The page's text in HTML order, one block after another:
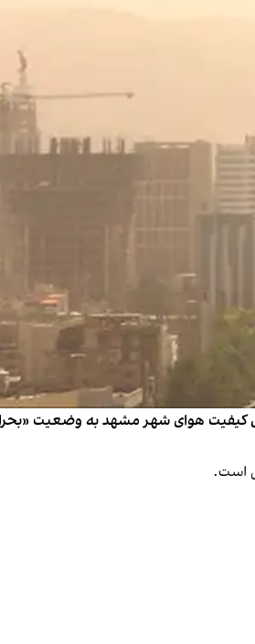
شهرهای مختلف ایران همچون سال‌های گذشته شدت گرفته است. روز شنبه ۲۷ آبان شاخص کیفیت هوای شهر مشهد به